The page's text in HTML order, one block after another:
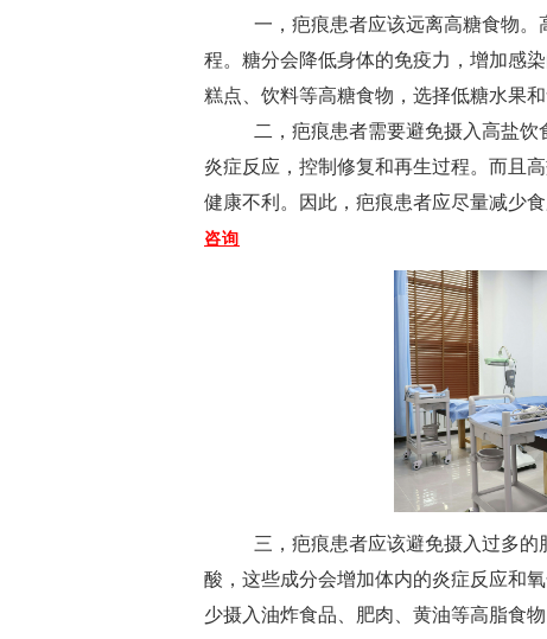
一，疤痕患者应该远离高糖食物。
程。糖分会降低身体的免疫力，增加感
糕点、饮料等高糖食物，选择低糖水果和
二，疤痕患者需要避免摄入高盐饮
炎症反应，控制修复和再生过程。而且
健康不利。因此，疤痕患者应尽量减少
咨询
三，疤痕患者应该避免摄入过多的
酸，这些成分会增加体内的炎症反应和
少摄入油炸食品、肥肉、黄油等高脂食